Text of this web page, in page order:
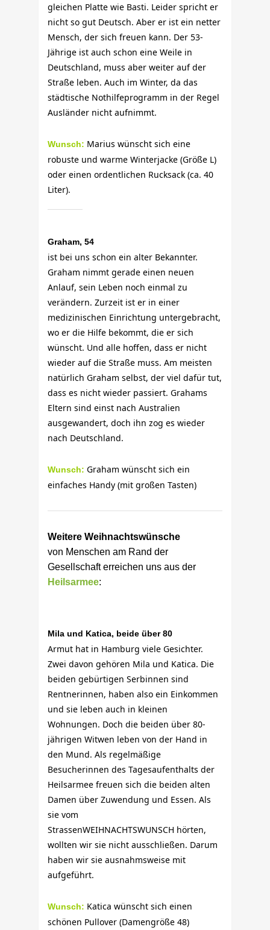
gleichen Platte wie Basti. Leider spricht er
nicht so gut Deutsch. Aber er ist ein netter
Mensch, der sich freuen kann. Der 53-
Jährige ist auch schon eine Weile in
Deutschland, muss aber weiter auf der
Straße leben. Auch im Winter, da das
städtische Nothilfeprogramm in der Regel
Ausländer nicht aufnimmt.
Wunsch: Marius wünscht sich eine
robuste und warme Winterjacke (Größe L)
oder einen ordentlichen Rucksack (ca. 40
Liter).
Graham, 54
ist bei uns schon ein alter Bekannter.
Graham nimmt gerade einen neuen
Anlauf, sein Leben noch einmal zu
verändern. Zurzeit ist er in einer
medizinischen Einrichtung untergebracht,
wo er die Hilfe bekommt, die er sich
wünscht. Und alle hoffen, dass er nicht
wieder auf die Straße muss. Am meisten
natürlich Graham selbst, der viel dafür tut,
dass es nicht wieder passiert. Grahams
Eltern sind einst nach Australien
ausgewandert, doch ihn zog es wieder
nach Deutschland.
Wunsch: Graham wünscht sich ein
einfaches Handy (mit großen Tasten)
Weitere Weihnachtswünsche
von Menschen am Rand der
Gesellschaft erreichen uns aus der
Heilsarmee:
Mila und Katica, beide über 80
Armut hat in Hamburg viele Gesichter.
Zwei davon gehören Mila und Katica. Die
beiden gebürtigen Serbinnen sind
Rentnerinnen, haben also ein Einkommen
und sie leben auch in kleinen
Wohnungen. Doch die beiden über 80-
jährigen Witwen leben von der Hand in
den Mund. Als regelmäßige
Besucherinnen des Tagesaufenthalts der
Heilsarmee freuen sich die beiden alten
Damen über Zuwendung und Essen. Als
sie vom
StrassenWEIHNACHTSWUNSCH hörten,
wollten wir sie nicht ausschließen. Darum
haben wir sie ausnahmsweise mit
aufgeführt.
Wunsch: Katica wünscht sich einen
schönen Pullover (Damengröße 48)